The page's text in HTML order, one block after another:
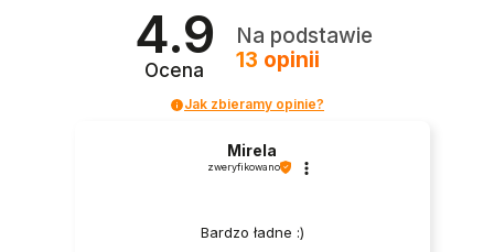
4.9
Ocena
Na podstawie
13 opinii
Jak zbieramy opinie?
Mirela
zweryfikowano
Bardzo ładne :)